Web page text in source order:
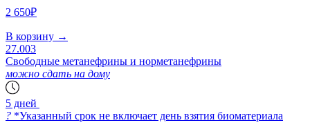
2 650₽
В корзину →
27.003
Свободные метанефрины и норметанефрины
можно сдать на дому
5 дней
? *Указанный срок не включает день взятия биоматериала